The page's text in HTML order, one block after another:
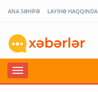
ANA SƏHİFƏ LAYİHƏ HAQQINDA